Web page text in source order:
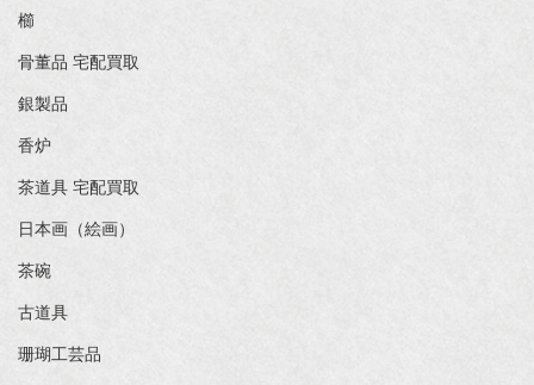
櫛
骨董品 宅配買取
銀製品
香炉
茶道具 宅配買取
日本画（絵画）
茶碗
古道具
珊瑚工芸品